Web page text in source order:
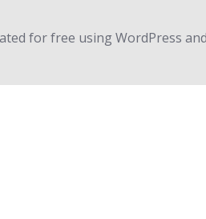
for free using WordPress and